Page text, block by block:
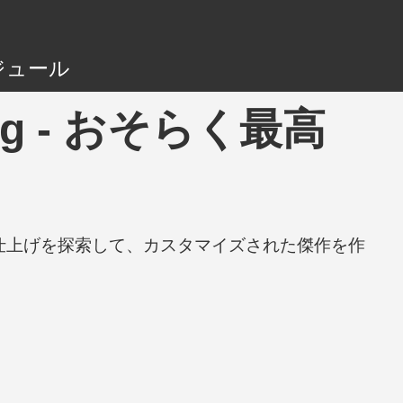
ュール
- おそらく最高
げを探索して、カスタマイズされた傑作を作